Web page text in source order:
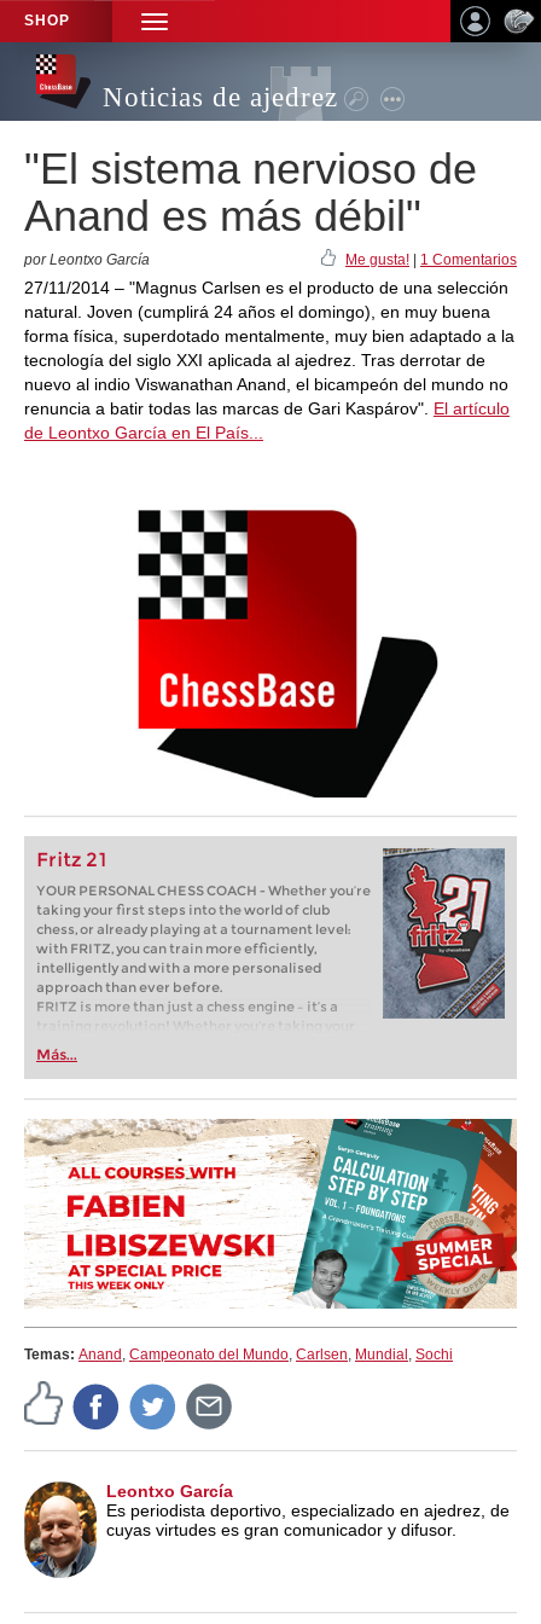
SHOP
TOGGLE
NAVIGATION
Noticias de ajedrez
"El sistema nervioso de
Anand es más débil"
por Leontxo García Me gusta! 1 Comentarios
27/11/2014 – "Magnus Carlsen es el producto de una selección
natural. Joven (cumplirá 24 años el domingo), en muy buena
forma física, superdotado mentalmente, muy bien adaptado a la
tecnología del siglo XXI aplicada al ajedrez. Tras derrotar de
nuevo al indio Viswanathan Anand, el bicampeón del mundo no
renuncia a batir todas las marcas de Gari Kaspárov". El artículo
de Leontxo García en El País...
Fritz 21
YOUR PERSONAL CHESS COACH - Whether you’re
taking your first steps into the world of club
chess, or already playing at a tournament level:
with FRITZ, you can train more efficiently,
intelligently and with a more personalised
approach than ever before.
FRITZ is more than just a chess engine – it’s a
training revolution! Whether you’re taking your
first steps into the world of club chess, or already
playing at a tournament level: with FRITZ, you can
train more efficiently, intelligently and with a
more personalised approach than ever before.
Más...
Temas: Anand , Campeonato del Mundo, Carlsen, Mundial , Sochi
Leontxo García
Es periodista deportivo, especializado en ajedrez, de
cuyas virtudes es gran comunicador y difusor.